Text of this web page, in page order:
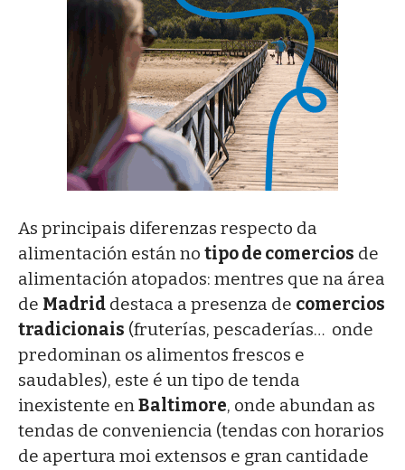
As principais diferenzas respecto da
alimentación están no tipo de comercios de
alimentación atopados: mentres que na área
de Madrid destaca a presenza de comercios
tradicionais (fruterías, pescaderías… onde
predominan os alimentos frescos e
saudables), este é un tipo de tenda
inexistente enBaltimore, onde abundan as
tendas de conveniencia (tendas con horarios
de apertura moi extensos e gran cantidade